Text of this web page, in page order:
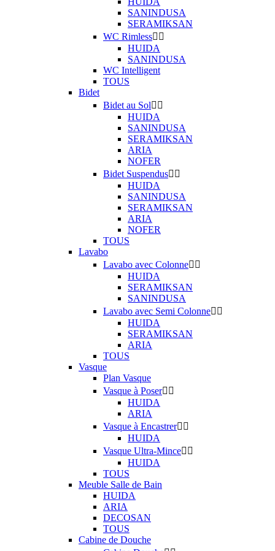
SANINDUSA
SERAMIKSAN
WC Rimless 
HUIDA
SANINDUSA
WC Intelligent
TOUS
Bidet
Bidet au Sol 
HUIDA
SANINDUSA
SERAMIKSAN
ARIA
NOFER
Bidet Suspendus 
HUIDA
SANINDUSA
SERAMIKSAN
ARIA
NOFER
TOUS
Lavabo
Lavabo avec Colonne 
HUIDA
SERAMIKSAN
SANINDUSA
Lavabo avec Semi Colonne 
HUIDA
SERAMIKSAN
ARIA
TOUS
Vasque
Plan Vasque
Vasque à Poser 
HUIDA
ARIA
Vasque à Encastrer 
HUIDA
Vasque Ultra-Mince 
HUIDA
TOUS
Meuble Salle de Bain
HUIDA
ARIA
DECOSAN
TOUS
Cabine de Douche